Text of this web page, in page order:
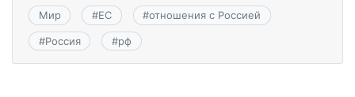
Мир #ЕС #отношения с Россией
#Россия #рф